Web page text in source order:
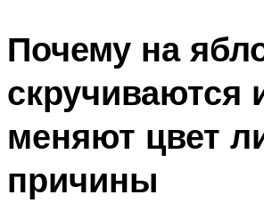
Почему на
скручиваются
меняют цвет
причины